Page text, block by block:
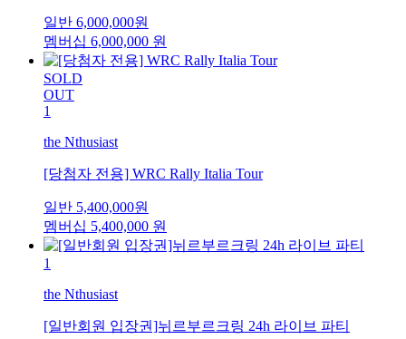
일반 6,000,000원
멤버십 6,000,000 원
SOLD
OUT
1
the Nthusiast
[당첨자 전용] WRC Rally Italia Tour
일반 5,400,000원
멤버십 5,400,000 원
1
the Nthusiast
[일반회원 입장권]뉘르부르크링 24h 라이브 파티